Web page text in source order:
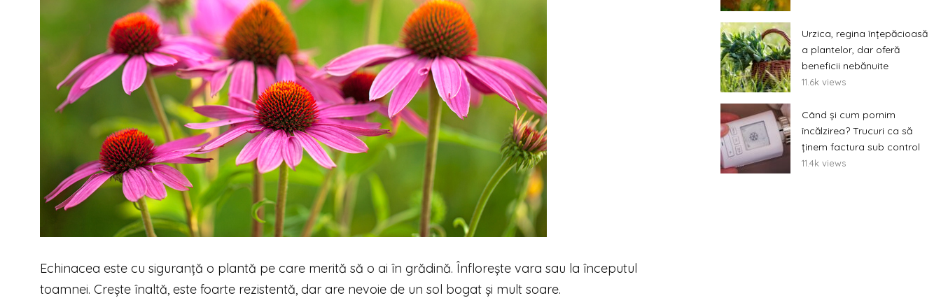
Echinacea este cu siguranță o plantă pe care merită să o ai în grădină. Înflorește vara sau la începutul
toamnei. Crește înaltă, este foarte rezistentă, dar are nevoie de un sol bogat și mult soare.
Urzica, regina înțepăcioasă
a plantelor, dar oferă
beneficii nebănuite
11.6k views
Când și cum pornim
încălzirea? Trucuri ca să
ținem factura sub control
11.4k views